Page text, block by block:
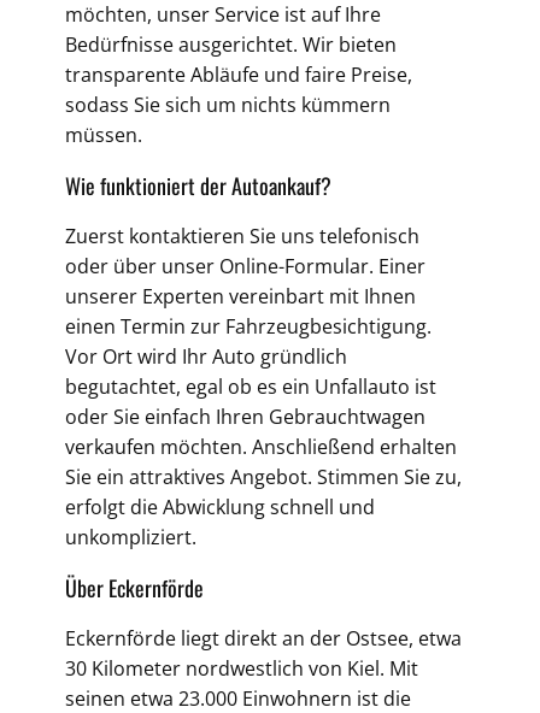
möchten, unser Service ist auf Ihre
Bedürfnisse ausgerichtet. Wir bieten
transparente Abläufe und faire Preise,
sodass Sie sich um nichts kümmern
müssen.
Wie funktioniert der Autoankauf?
Zuerst kontaktieren Sie uns telefonisch
oder über unser Online-Formular. Einer
unserer Experten vereinbart mit Ihnen
einen Termin zur Fahrzeugbesichtigung.
Vor Ort wird Ihr Auto gründlich
begutachtet, egal ob es ein Unfallauto ist
oder Sie einfach Ihren Gebrauchtwagen
verkaufen möchten. Anschließend erhalten
Sie ein attraktives Angebot. Stimmen Sie zu,
erfolgt die Abwicklung schnell und
unkompliziert.
Über Eckernförde
Eckernförde liegt direkt an der Ostsee, etwa
30 Kilometer nordwestlich von Kiel. Mit
seinen etwa 23.000 Einwohnern ist die